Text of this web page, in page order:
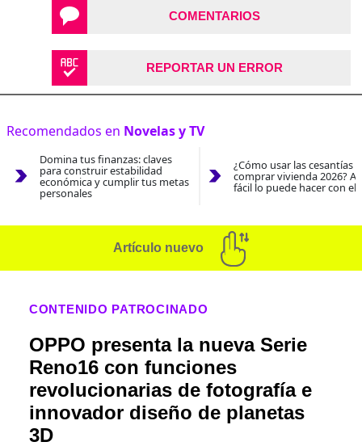
COMENTARIOS
REPORTAR UN ERROR
Recomendados en Novelas y TV
Domina tus finanzas: claves
para construir estabilidad
económica y cumplir tus metas
personales
¿Cómo usar las cesantías
comprar vivienda 2026?
fácil lo puede hacer con el
Artículo nuevo
CONTENIDO PATROCINADO
OPPO presenta la nueva Serie
Reno16 con funciones
revolucionarias de fotografía e
innovador diseño de planetas
3D